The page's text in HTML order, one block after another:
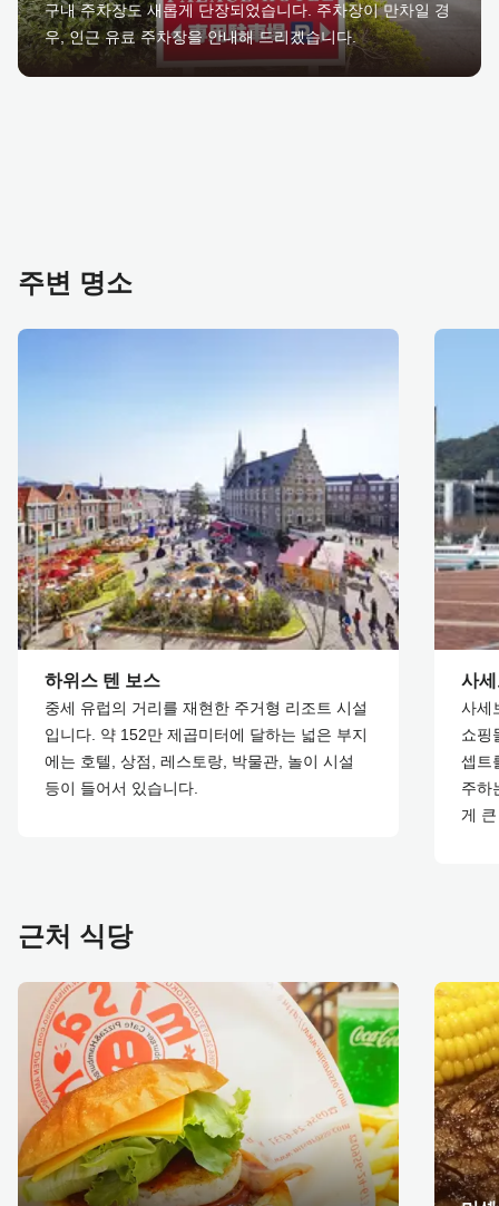
구내 주차장도 새롭게 단장되었습니다. 주차장이 만차일 경
우, 인근 유료 주차장을 안내해 드리겠습니다.
주변 명소
하위스 텐 보스
중세 유럽의 거리를 재현한 주거형 리조트 시설
입니다. 약 152만 제곱미터에 달하는 넓은 부지
에는 호텔, 상점, 레스토랑, 박물관, 놀이 시설
등이 들어서 있습니다.
사
사세
쇼핑
셉트
주하
게
근처 식당